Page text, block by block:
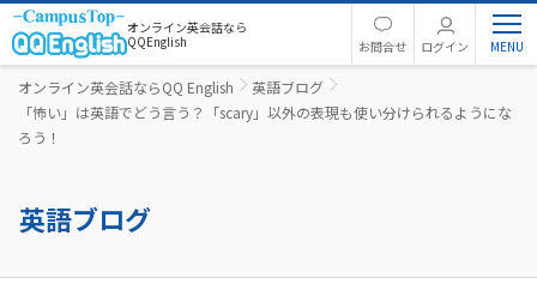
オンライン英会話なら
QQEnglish
お問合せ ログイン
オンライン英会話ならQQ English
英語ブログ
「怖い」は英語でどう言う？「scary」以外の表現も使い分けられるようにな
ろう！
英語ブログ